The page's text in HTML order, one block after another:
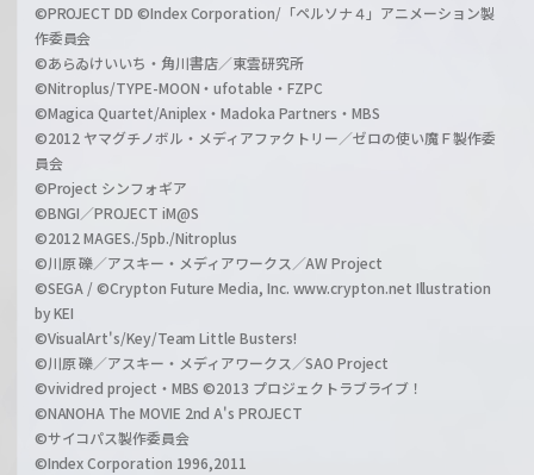
©PROJECT DD ©Index Corporation/「ペルソナ４」アニメーション製
作委員会
©あらゐけいいち・角川書店／東雲研究所
©Nitroplus/TYPE-MOON・ufotable・FZPC
©Magica Quartet/Aniplex・Madoka Partners・MBS
©2012 ヤマグチノボル・メディアファクトリー／ゼロの使い魔Ｆ製作委
員会
©Project シンフォギア
©BNGI／PROJECT iM@S
©2012 MAGES./5pb./Nitroplus
©川原 礫／アスキー・メディアワークス／AW Project
©SEGA / ©Crypton Future Media, Inc. www.crypton.net Illustration
by KEI
©VisualArt's/Key/Team Little Busters!
©川原 礫／アスキー・メディアワークス／SAO Project
©vividred project・MBS ©2013 プロジェクトラブライブ！
©NANOHA The MOVIE 2nd A's PROJECT
©サイコパス製作委員会
©Index Corporation 1996,2011